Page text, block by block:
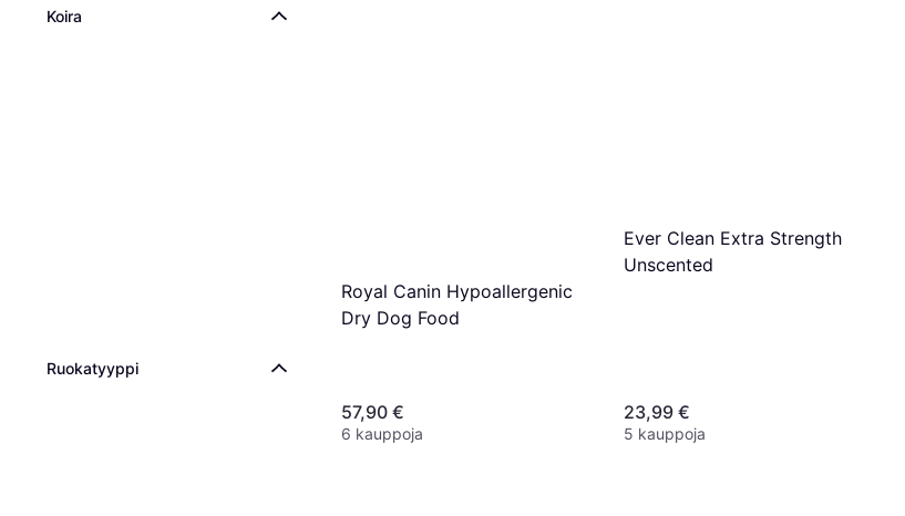
Koira
Ruokatyyppi
Royal Canin Hypoallergenic
Dry Dog Food
57,90 €
6 kauppoja
Ever Clean Extra Strength
Unscented
23,99 €
5 kauppoja